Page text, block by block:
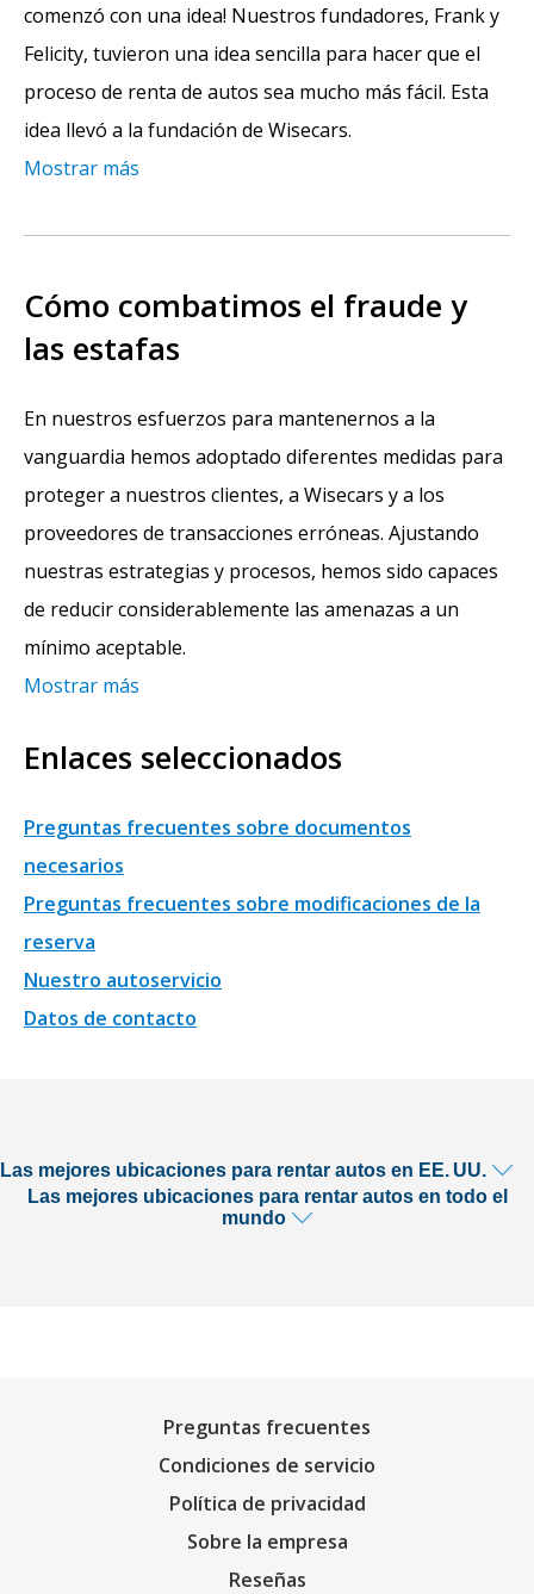
comenzó con una idea! Nuestros fundadores, Frank y
Felicity, tuvieron una idea sencilla para hacer que el
proceso de renta de autos sea mucho más fácil. Esta
idea llevó a la fundación de Wisecars.
Mostrar más
Cómo combatimos el fraude y
las estafas
En nuestros esfuerzos para mantenernos a la
vanguardia hemos adoptado diferentes medidas para
proteger a nuestros clientes, a Wisecars y a los
proveedores de transacciones erróneas. Ajustando
nuestras estrategias y procesos, hemos sido capaces
de reducir considerablemente las amenazas a un
mínimo aceptable.
Mostrar más
Enlaces seleccionados
Preguntas frecuentes sobre documentos
necesarios
Preguntas frecuentes sobre modificaciones de la
reserva
Nuestro autoservicio
Datos de contacto
Las mejores ubicaciones para rentar autos en EE. UU.
Las mejores ubicaciones para rentar autos en todo el
mundo
Preguntas frecuentes
Condiciones de servicio
Política de privacidad
Sobre la empresa
Reseñas